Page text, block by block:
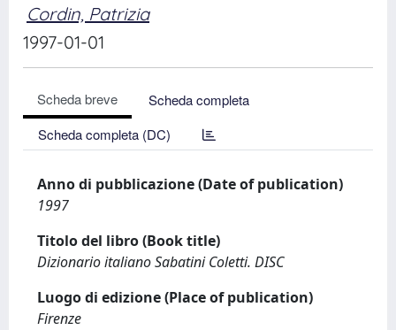
Cordin, Patrizia
1997-01-01
Scheda breve
Scheda completa
Scheda completa (DC)
Anno di pubblicazione (Date of publication)
1997
Titolo del libro (Book title)
Dizionario italiano Sabatini Coletti. DISC
Luogo di edizione (Place of publication)
Firenze